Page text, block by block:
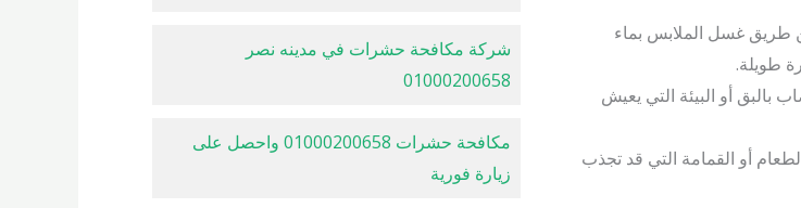
طريق غسل الملابس بماء
طويلة.
بالبق أو البيئة التي يعيش
أو القمامة التي قد تجذب
شركة مكافحة حشرات في مدينه نصر
01000200658
مكافحة حشرات 01000200658 واحصل على
زيارة فورية